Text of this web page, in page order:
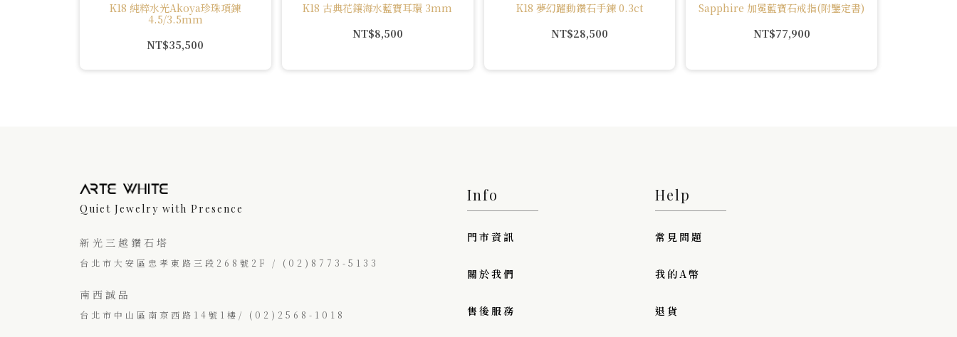
K18 純粹水光Akoya珍珠項鍊
4.5/3.5mm
NT$35,500
K18 古典花鑲海水藍寶耳環 3mm
NT$8,500
K18 夢幻躍動鑽石手鍊 0.3ct
NT$28,500
Sapphire 加冕藍寶石戒指(附鑒定書)
NT$77,900
Quiet Jewelry with Presence
新光三越鑽石塔
台北市大安區忠孝東路三段268號2F / (02)8773-5133
南西誠品
台北市中山區南京西路14號1樓/ (02)2568-1018
Info
門市資訊
關於我們
售後服務
Help
常見問題
我的A幣
退貨